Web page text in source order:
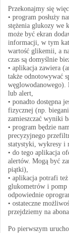
Przekonajmy się
• program posłuży
stężenia glukozy we
może być ekran
informacji, w tym
wartość glikemii, a
czas są domyślnie
• aplikacja zawiera
także odnotowywać
węglowodanowego).
lub alert,
• ponadto dostępna
fizycznej (np.
zamieszczać wyniki
• program będzie
precyzyjnego
statystyki, wykresy i
• do tego aplikacja
alertów. Mogą być
piątki),
• aplikacja potrafi
glukometrów i pomp
odpowiednie
• ostateczne
przejdziemy na
Po pierwszym